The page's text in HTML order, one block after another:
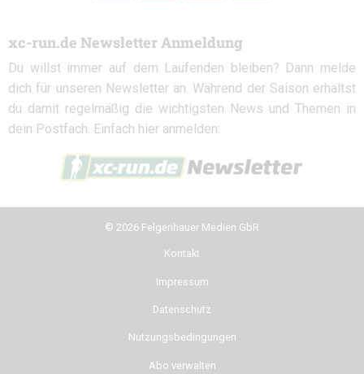
xc-run.de Newsletter Anmeldung
Du willst immer auf dem Laufenden bleiben? Dann melde
dich für unseren Newsletter an. Während der Saison erhältst
du damit regelmäßig die wichtigsten News und Themen in
dein Postfach. Einfach hier anmelden:
© 2026 Felgenhauer Medien GbR
Kontakt
Impressum
Datenschutz
Nutzungsbedingungen
Abo verwalten